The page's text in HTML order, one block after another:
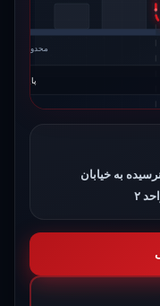
محدوده
پایان مسیر:
به خیابان